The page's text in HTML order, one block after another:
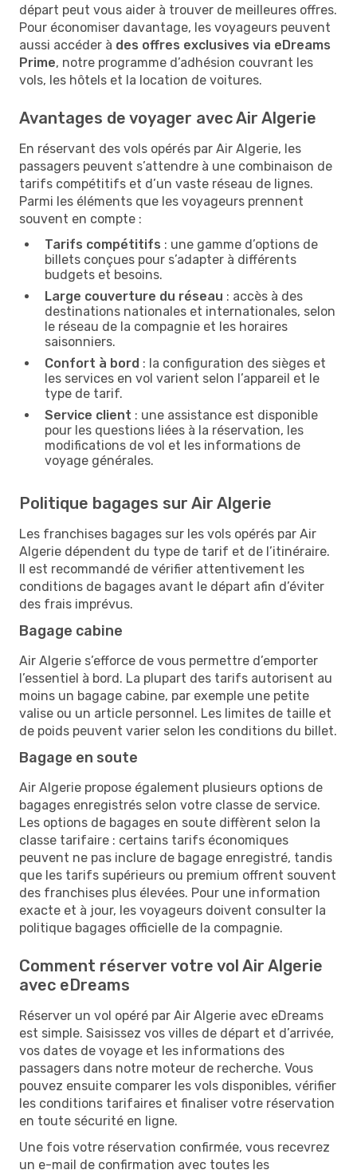
départ peut vous aider à trouver de meilleures offres.
Pour économiser davantage, les voyageurs peuvent
aussi accéder à des offres exclusives via eDreams
Prime, notre programme d’adhésion couvrant les
vols, les hôtels et la location de voitures.
Avantages de voyager avec Air Algerie
En réservant des vols opérés par Air Algerie, les
passagers peuvent s’attendre à une combinaison de
tarifs compétitifs et d’un vaste réseau de lignes.
Parmi les éléments que les voyageurs prennent
souvent en compte :
Tarifs compétitifs : une gamme d’options de
billets conçues pour s’adapter à différents
budgets et besoins.
Large couverture du réseau : accès à des
destinations nationales et internationales, selon
le réseau de la compagnie et les horaires
saisonniers.
Confort à bord : la configuration des sièges et
les services en vol varient selon l’appareil et le
type de tarif.
Service client : une assistance est disponible
pour les questions liées à la réservation, les
modifications de vol et les informations de
voyage générales.
Politique bagages sur Air Algerie
Les franchises bagages sur les vols opérés par Air
Algerie dépendent du type de tarif et de l’itinéraire.
Il est recommandé de vérifier attentivement les
conditions de bagages avant le départ afin d’éviter
des frais imprévus.
Bagage cabine
Air Algerie s’efforce de vous permettre d’emporter
l’essentiel à bord. La plupart des tarifs autorisent au
moins un bagage cabine, par exemple une petite
valise ou un article personnel. Les limites de taille et
de poids peuvent varier selon les conditions du billet.
Bagage en soute
Air Algerie propose également plusieurs options de
bagages enregistrés selon votre classe de service.
Les options de bagages en soute diffèrent selon la
classe tarifaire : certains tarifs économiques
peuvent ne pas inclure de bagage enregistré, tandis
que les tarifs supérieurs ou premium offrent souvent
des franchises plus élevées. Pour une information
exacte et à jour, les voyageurs doivent consulter la
politique bagages officielle de la compagnie.
Comment réserver votre vol Air Algerie
avec eDreams
​​Réserver un vol opéré par Air Algerie avec eDreams
est simple. Saisissez vos villes de départ et d’arrivée,
vos dates de voyage et les informations des
passagers dans notre moteur de recherche. Vous
pouvez ensuite comparer les vols disponibles, vérifier
les conditions tarifaires et finaliser votre réservation
en toute sécurité en ligne.
Une fois votre réservation confirmée, vous recevrez
un e-mail de confirmation avec toutes les